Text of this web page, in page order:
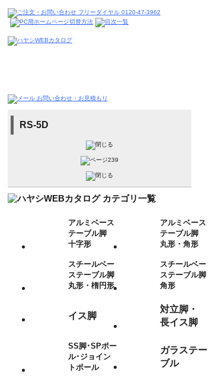
RS-5D
アルミベース
テーブル脚
十字形
アルミベース
テーブル脚
丸形・角形
スチールベー
ステーブル脚
丸形・楕円形
スチールベー
ステーブル脚
角形
イス脚
対立脚・
長イス脚
SS脚･SPポー
ル･ジョイン
トポール
ガラステー
ブル